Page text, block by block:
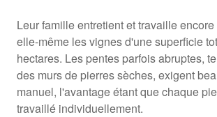
Leur famille entretient et travaille
elle-même les vignes d'une superficie
hectares. Les pentes parfois abruptes,
des murs de pierres sèches, exigent
manuel, l'avantage étant que chaque
travaillé individuellement.